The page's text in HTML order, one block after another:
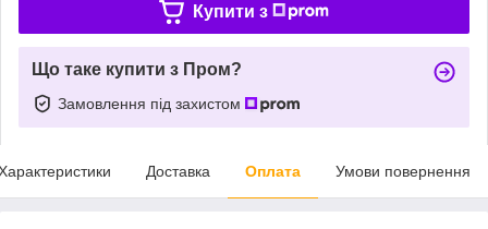
Купити з
Що таке купити з Пром?
Замовлення під захистом
Доставка Оплата Умови повернення